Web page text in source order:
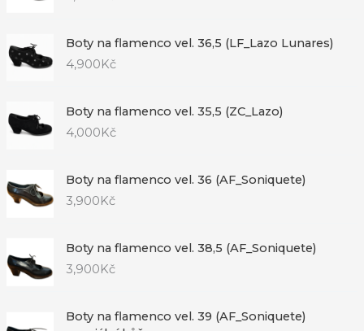
Boty na flamenco vel. 36,5 (LF_Lazo Lunares)
4,900Kč
Boty na flamenco vel. 35,5 (ZC_Lazo)
4,000Kč
Boty na flamenco vel. 36 (AF_Soniquete)
3,900Kč
Boty na flamenco vel. 38,5 (AF_Soniquete)
3,900Kč
Boty na flamenco vel. 39 (AF_Soniquete)